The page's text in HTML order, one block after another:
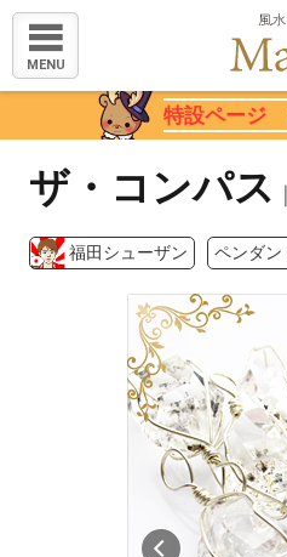
MENU
特設ページ
ザ・コンパス
福田シューザン ペンダン